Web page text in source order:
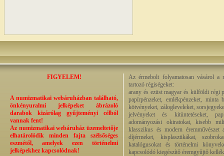
FIGYELEM!
A numizmatikai webáruházban található,
önkényuralmi jelképeket ábrázoló
darabok kizárólag gyűjteményi célból
vannak fent!
Az numizmatikai webáruház üzemeltetője
elhatárolódik minden fajta szélsőséges
eszmétől, amelyek ezen történelmi
jelképekhez kapcsolódnak!
Az érmebolt folyamatosan vásárol a
tartozó régiségeket:
arany és ezüst magyar és külföldi régi
papírpénzeket, emlékpénzeket, minta
kötvényeket, zálogleveleket,
jelvényeket és kitüntetéseket,
adományozási okiratokat, kisebb
klasszikus és modern éremművészet
díjérmeket, kisplasztikákat,
katalógusokat és történelmi
kapcsolódó kiegészítő éremgyűjtő